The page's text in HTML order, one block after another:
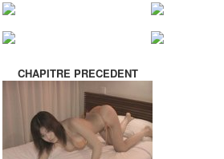
CHAPITRE PRECEDENT